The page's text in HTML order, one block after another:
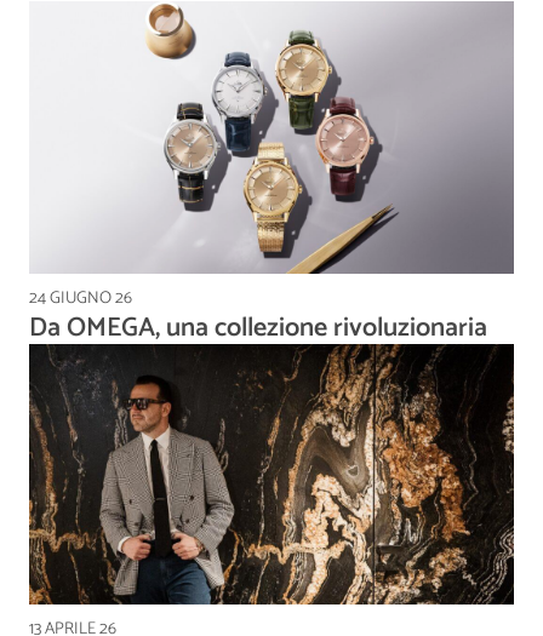
24 GIUGNO 26
Da OMEGA, una collezione rivoluzionaria
13 APRILE 26